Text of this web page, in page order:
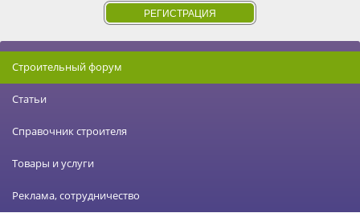
РЕГИСТРАЦИЯ
Строительный форум
Статьи
Справочник строителя
Товары и услуги
Реклама, сотрудничество